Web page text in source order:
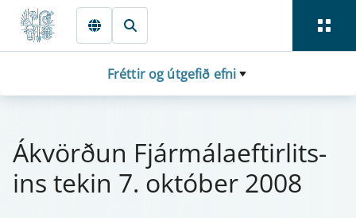
Fara beint í Meginmál
Fréttir og útgefið efni
Ákvörðun Fjá­r­mála­eft­i­r­lits­
ins tek­in 7. októ­ber 2008